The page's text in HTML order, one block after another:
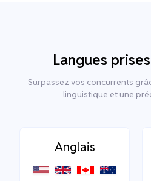
Langues
Surpassez vos concurrents
linguistique et une
Anglais